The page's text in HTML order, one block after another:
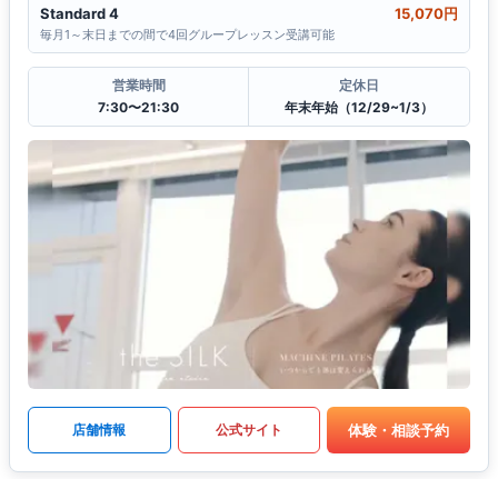
Standard 4 15,070円
毎月1～末日までの間で4回グループレッスン受講可能
営業時間
7:30〜21:30
定休日
年末年始（12/29~1/3）
店舗情報 公式サイト 体験・相談予約